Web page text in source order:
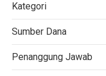
Kategori
Sumber Dana
Penanggung Jawab